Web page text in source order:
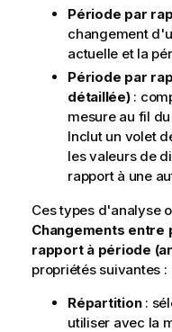
Période par
changement
actuelle et la
Période par
détaillée):
mesure au fil
Inclut un volet
les valeurs de
rapport à une
Ces types d'analyse
Changements entre
rapport à période
propriétés suivantes :
Répartition:
utiliser avec la